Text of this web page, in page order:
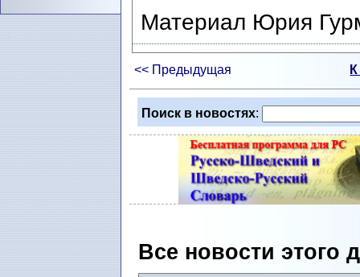
Материал Юрия
<< Предыдущая
Поиск в новостях:
Все новости этого